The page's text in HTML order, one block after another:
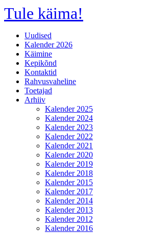
Tule käima!
Uudised
Kalender 2026
Käimine
Kepikõnd
Kontaktid
Rahvusvaheline
Toetajad
Arhiiv
Kalender 2025
Kalender 2024
Kalender 2023
Kalender 2022
Kalender 2021
Kalender 2020
Kalender 2019
Kalender 2018
Kalender 2015
Kalender 2017
Kalender 2014
Kalender 2013
Kalender 2012
Kalender 2016